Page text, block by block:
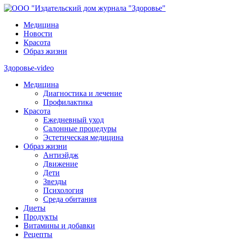
Медицина
Новости
Красота
Образ жизни
Здоровье-video
Медицина
Диагностика и лечение
Профилактика
Красота
Ежедневный уход
Салонные процедуры
Эстетическая медицина
Образ жизни
Антиэйдж
Движение
Дети
Звезды
Психология
Среда обитания
Диеты
Продукты
Витамины и добавки
Рецепты